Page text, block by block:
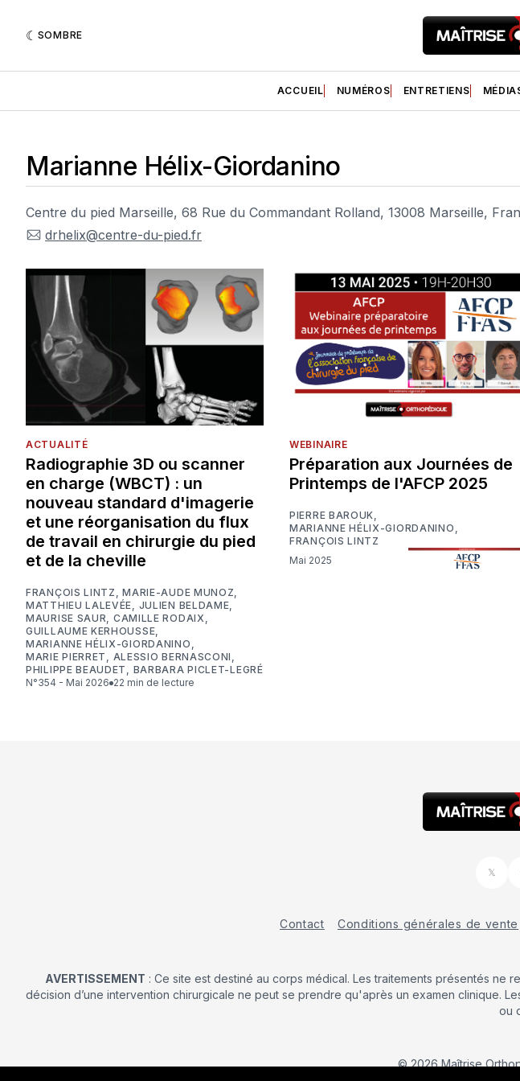
SOMBRE
ACCUEIL NUMÉROS ENTRETIENS
Marianne Hélix-Giordanino
Centre du pied Marseille, 68 Rue du Commandant Rolland, 13008 Marseille,
drhelix@centre-du-pied.fr
ACTUALITÉ
Radiographie 3D ou scanner
en charge (WBCT) : un
nouveau standard d'imagerie
et une réorganisation du flux
de travail en chirurgie du pied
et de la cheville
FRANÇOIS LINTZ ,MARIE-AUDE MUNOZ,
MATTHIEU LALEVÉE, JULIEN BELDAME,
MAURISE SAUR, CAMILLE RODAIX,
GUILLAUME KERHOUSSE,
MARIANNE HÉLIX-GIORDANINO ,
MARIE PIERRET , ALESSIO BERNASCONI ,
PHILIPPE BEAUDET , BARBARA PICLET-LEGRÉ
N°354 - Mai 2026
22 min de lecture
WEBINAIRE
Préparation aux Journées de
Printemps de l'AFCP 2025
PIERRE BAROUK,
MARIANNE HÉLIX-GIORDANINO ,
FRANÇOIS LINTZ
Mai 2025
𝕏
Contact Conditions générales de vente
AVERTISSEMENT : Ce site est destiné au corps médical. Les traitements présentés
décision d’une intervention chirurgicale ne peut se prendre qu'après un examen clinique.
ou
© 2026 Maîtrise